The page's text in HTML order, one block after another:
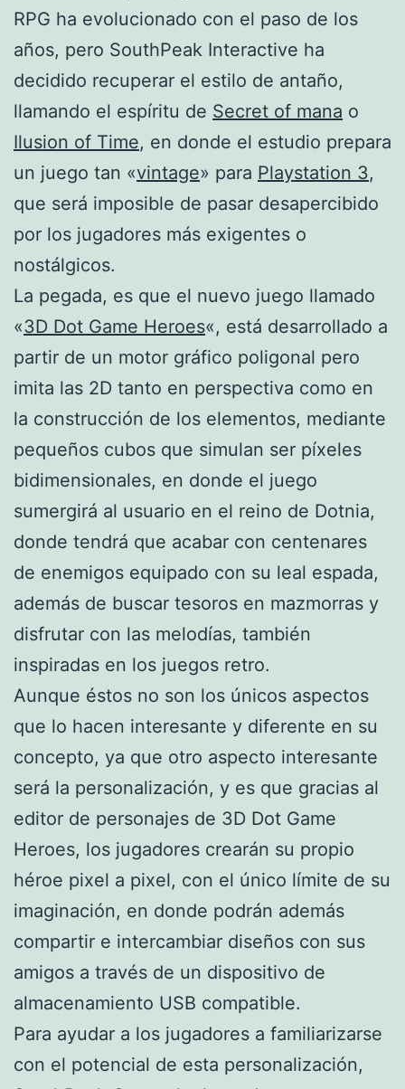
RPG ha evolucionado con el paso de los
años, pero SouthPeak Interactive ha
decidido recuperar el estilo de antaño,
llamando el espíritu de Secret of mana o
Ilusion of Time, en donde el estudio prepara
un juego tan «vintage» para Playstation 3,
que será imposible de pasar desapercibido
por los jugadores más exigentes o
nostálgicos.
La pegada, es que el nuevo juego llamado
«3D Dot Game Heroes«, está desarrollado a
partir de un motor gráfico poligonal pero
imita las 2D tanto en perspectiva como en
la construcción de los elementos, mediante
pequeños cubos que simulan ser píxeles
bidimensionales, en donde el juego
sumergirá al usuario en el reino de Dotnia,
donde tendrá que acabar con centenares
de enemigos equipado con su leal espada,
además de buscar tesoros en mazmorras y
disfrutar con las melodías, también
inspiradas en los juegos retro.
Aunque éstos no son los únicos aspectos
que lo hacen interesante y diferente en su
concepto, ya que otro aspecto interesante
será la personalización, y es que gracias al
editor de personajes de 3D Dot Game
Heroes, los jugadores crearán su propio
héroe pixel a pixel, con el único límite de su
imaginación, en donde podrán además
compartir e intercambiar diseños con sus
amigos a través de un dispositivo de
almacenamiento USB compatible.
Para ayudar a los jugadores a familiarizarse
con el potencial de esta personalización,